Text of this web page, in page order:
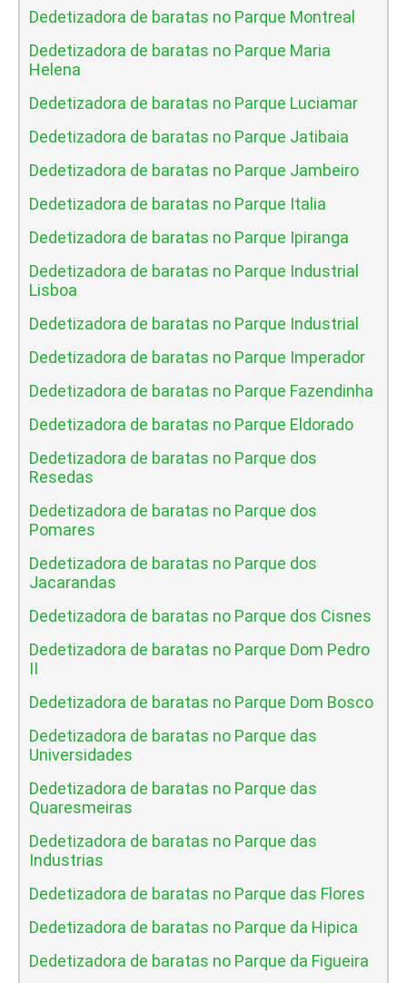
Dedetizadora de baratas no Parque Montreal
Dedetizadora de baratas no Parque Maria
Helena
Dedetizadora de baratas no Parque Luciamar
Dedetizadora de baratas no Parque Jatibaia
Dedetizadora de baratas no Parque Jambeiro
Dedetizadora de baratas no Parque Italia
Dedetizadora de baratas no Parque Ipiranga
Dedetizadora de baratas no Parque Industrial
Lisboa
Dedetizadora de baratas no Parque Industrial
Dedetizadora de baratas no Parque Imperador
Dedetizadora de baratas no Parque Fazendinha
Dedetizadora de baratas no Parque Eldorado
Dedetizadora de baratas no Parque dos
Resedas
Dedetizadora de baratas no Parque dos
Pomares
Dedetizadora de baratas no Parque dos
Jacarandas
Dedetizadora de baratas no Parque dos Cisnes
Dedetizadora de baratas no Parque Dom Pedro
II
Dedetizadora de baratas no Parque Dom Bosco
Dedetizadora de baratas no Parque das
Universidades
Dedetizadora de baratas no Parque das
Quaresmeiras
Dedetizadora de baratas no Parque das
Industrias
Dedetizadora de baratas no Parque das Flores
Dedetizadora de baratas no Parque da Hipica
Dedetizadora de baratas no Parque da Figueira